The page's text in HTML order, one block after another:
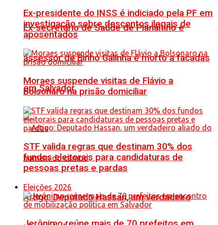
Ex-secretário de Saúde de Planaltino e
assessor de Binho Galinha é morto a facadas
em Salvador
Artigo: Deputado Hassan, um verdadeiro
Ex-presidente do INSS é indiciado pela PF em
investigação sobre descontos ilegais de
aposentados
Moraes suspende visitas de Flávio a
Bolsonaro na prisão domiciliar
STF valida regras que destinam 30% dos
fundos eleitorais para candidaturas de
pessoas pretas e pardas
Eleições 2026